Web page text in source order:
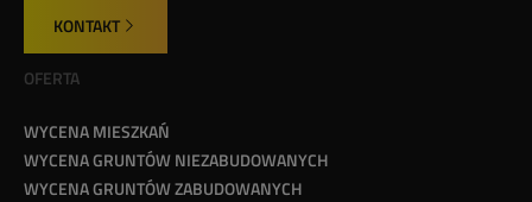
KONTAKT
OFERTA
WYCENA MIESZKAŃ
WYCENA GRUNTÓW NIEZABUDOWANYCH
WYCENA GRUNTÓW ZABUDOWANYCH